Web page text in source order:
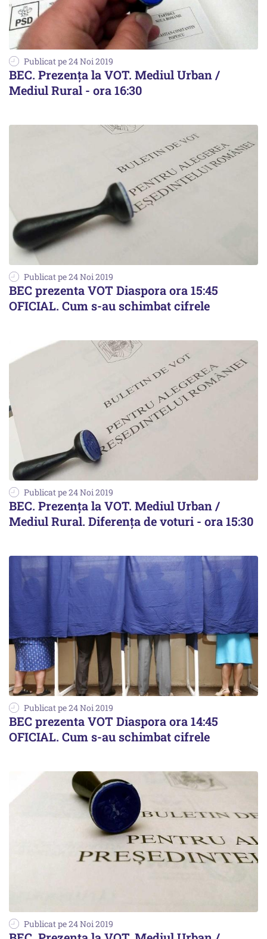
Publicat pe 24 Noi 2019
BEC. Prezența la VOT. Mediul Urban /
Mediul Rural - ora 16:30
Publicat pe 24 Noi 2019
BEC prezenta VOT Diaspora ora 15:45
OFICIAL. Cum s-au schimbat cifrele
Publicat pe 24 Noi 2019
BEC. Prezența la VOT. Mediul Urban /
Mediul Rural. Diferența de voturi - ora 15:30
Publicat pe 24 Noi 2019
BEC prezenta VOT Diaspora ora 14:45
OFICIAL. Cum s-au schimbat cifrele
Publicat pe 24 Noi 2019